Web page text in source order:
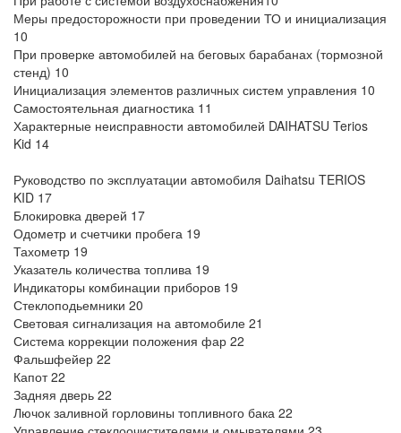
Меры предосторожности при проведении ТО и инициализация
10
При проверке автомобилей на беговых барабанах (тормозной
стенд) 10
Инициализация элементов различных систем управления 10
Самостоятельная диагностика 11
Характерные неисправности автомобилей DAIHATSU Terios
Kid 14
Руководство по эксплуатации автомобиля Daihatsu TERIOS
KID 17
Блокировка дверей 17
Одометр и счетчики пробега 19
Тахометр 19
Указатель количества топлива 19
Индикаторы комбинации приборов 19
Стеклоподьемники 20
Световая сигнализация на автомобиле 21
Система коррекции положения фар 22
Фальшфейер 22
Капот 22
Задняя дверь 22
Лючок заливной горловины топливного бака 22